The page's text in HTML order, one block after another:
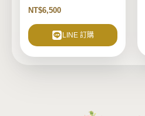
NT$6,500
LINE 訂購